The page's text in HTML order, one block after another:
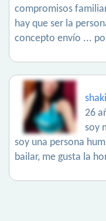
compromisos
hay que ser la
concepto envío ...
26
soy
soy una persona
bailar, me gusta la